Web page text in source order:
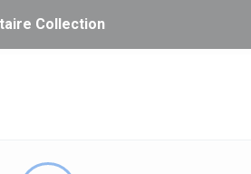
Collection